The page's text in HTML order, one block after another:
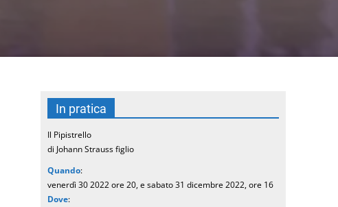
In pratica
Il Pipistrello
di Johann Strauss figlio
Quando:
venerdì 30 2022 ore 20, e sabato 31 dicembre 2022, ore 16
Dove: